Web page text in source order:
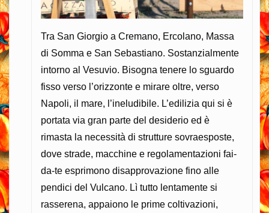
Tra San Giorgio a Cremano, Ercolano, Massa
di Somma e San Sebastiano. Sostanzialmente
intorno al Vesuvio. Bisogna tenere lo sguardo
fisso verso l’orizzonte e mirare oltre, verso
Napoli, il mare, l’ineludibile. L’edilizia qui si è
portata via gran parte del desiderio ed è
rimasta la necessità di strutture sovraesposte,
dove strade, macchine e regolamentazioni fai-
da-te esprimono disapprovazione fino alle
pendici del Vulcano. Lì tutto lentamente si
rasserena, appaiono le prime coltivazioni,